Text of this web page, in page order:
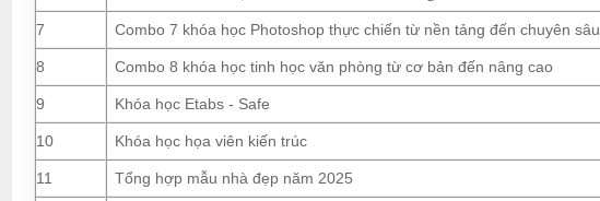
7 Combo 7 khóa học Photoshop thực chiến từ nền tảng đến chuyên sâu
8 Combo 8 khóa học tinh học văn phòng từ cơ bản đến nâng cao
9 Khóa học Etabs - Safe
10 Khóa học họa viên kiến trúc
11 Tổng hợp mẫu nhà đẹp năm 2025